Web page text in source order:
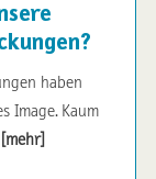
haben
Image. Kaum
[mehr]